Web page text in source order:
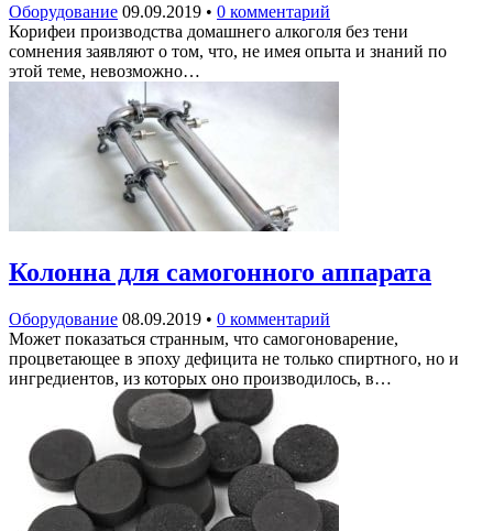
Оборудование 09.09.2019 • 0 комментарий
Корифеи производства домашнего алкоголя без тени
сомнения заявляют о том, что, не имея опыта и знаний по
этой теме, невозможно…
Колонна для самогонного аппарата
Оборудование 08.09.2019 • 0 комментарий
Может показаться странным, что самогоноварение,
процветающее в эпоху дефицита не только спиртного, но и
ингредиентов, из которых оно производилось, в…